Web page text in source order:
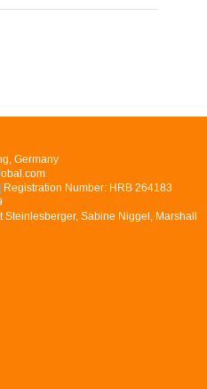
Germany
Number: HRB 264183
Steinlesberger, Sabine Niggel, Marshall